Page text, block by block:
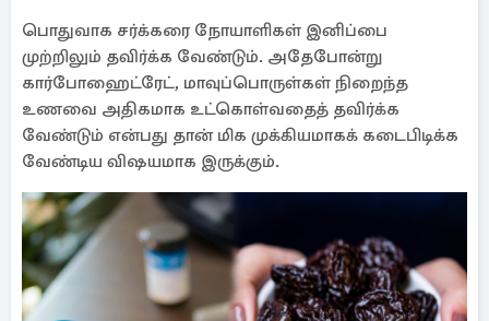
பொதுவாக சர்க்கரை நோயாளிகள் இனிப்பை
முற்றிலும் தவிர்க்க வேண்டும். அதேபோன்று
கார்போஹைட்ரேட், மாவுப்பொருள்கள் நிறைந்த
உணவை அதிகமாக உட்கொள்வதைத் தவிர்க்க
வேண்டும் என்பது தான் மிக முக்கியமாகக் கடைபிடிக்க
வேண்டிய விஷயமாக இருக்கும்.